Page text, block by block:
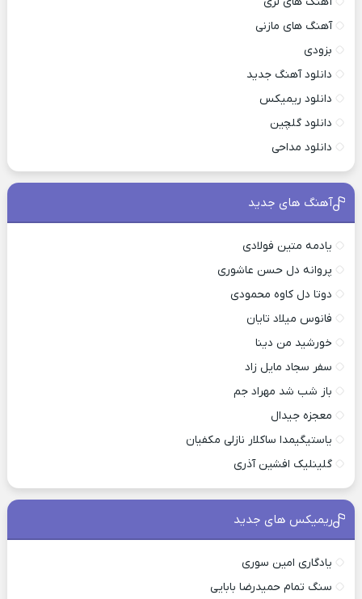
آهنگ های مازنی
بزودی
دانلود آهنگ جدید
دانلود ریمیکس
دانلود گلچین
دانلود مداحی
آهنگ های جدید
یادمه متین فولادی
پروانه دل حسن عاشوری
دوتا دل کاوه محمودی
فانوس میلاد تایان
خورشید من دینا
سفر سجاد مایل زاد
باز شب شد مهراد جم
معجزه جیدال
یاستیگیمدا ساکلار نازلی مکفیان
گلینلیک افشین آذری
ریمیکس های جدید
یادگاری امین سوری
سنگ تمام حمیدرضا بابایی